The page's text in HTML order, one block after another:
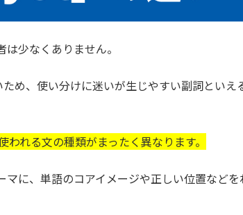
少なくありません。
め、使い分けに迷いが生じやすい副詞といえ
れる文の種類がまったく異なります。
に、単語のコアイメージや正しい位置などを